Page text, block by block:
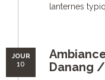
lanternes
JOUR
10
Danang /